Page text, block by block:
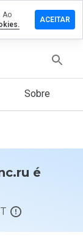
Sobre
é
Ao
ACEITAR